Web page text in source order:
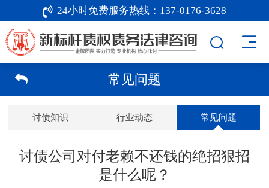
24小时免费服务热线： 137-0176-3628
常见问题
讨债知识 行业动态 常见问题
讨债公司对付老赖不还钱的绝招狠招
是什么呢？